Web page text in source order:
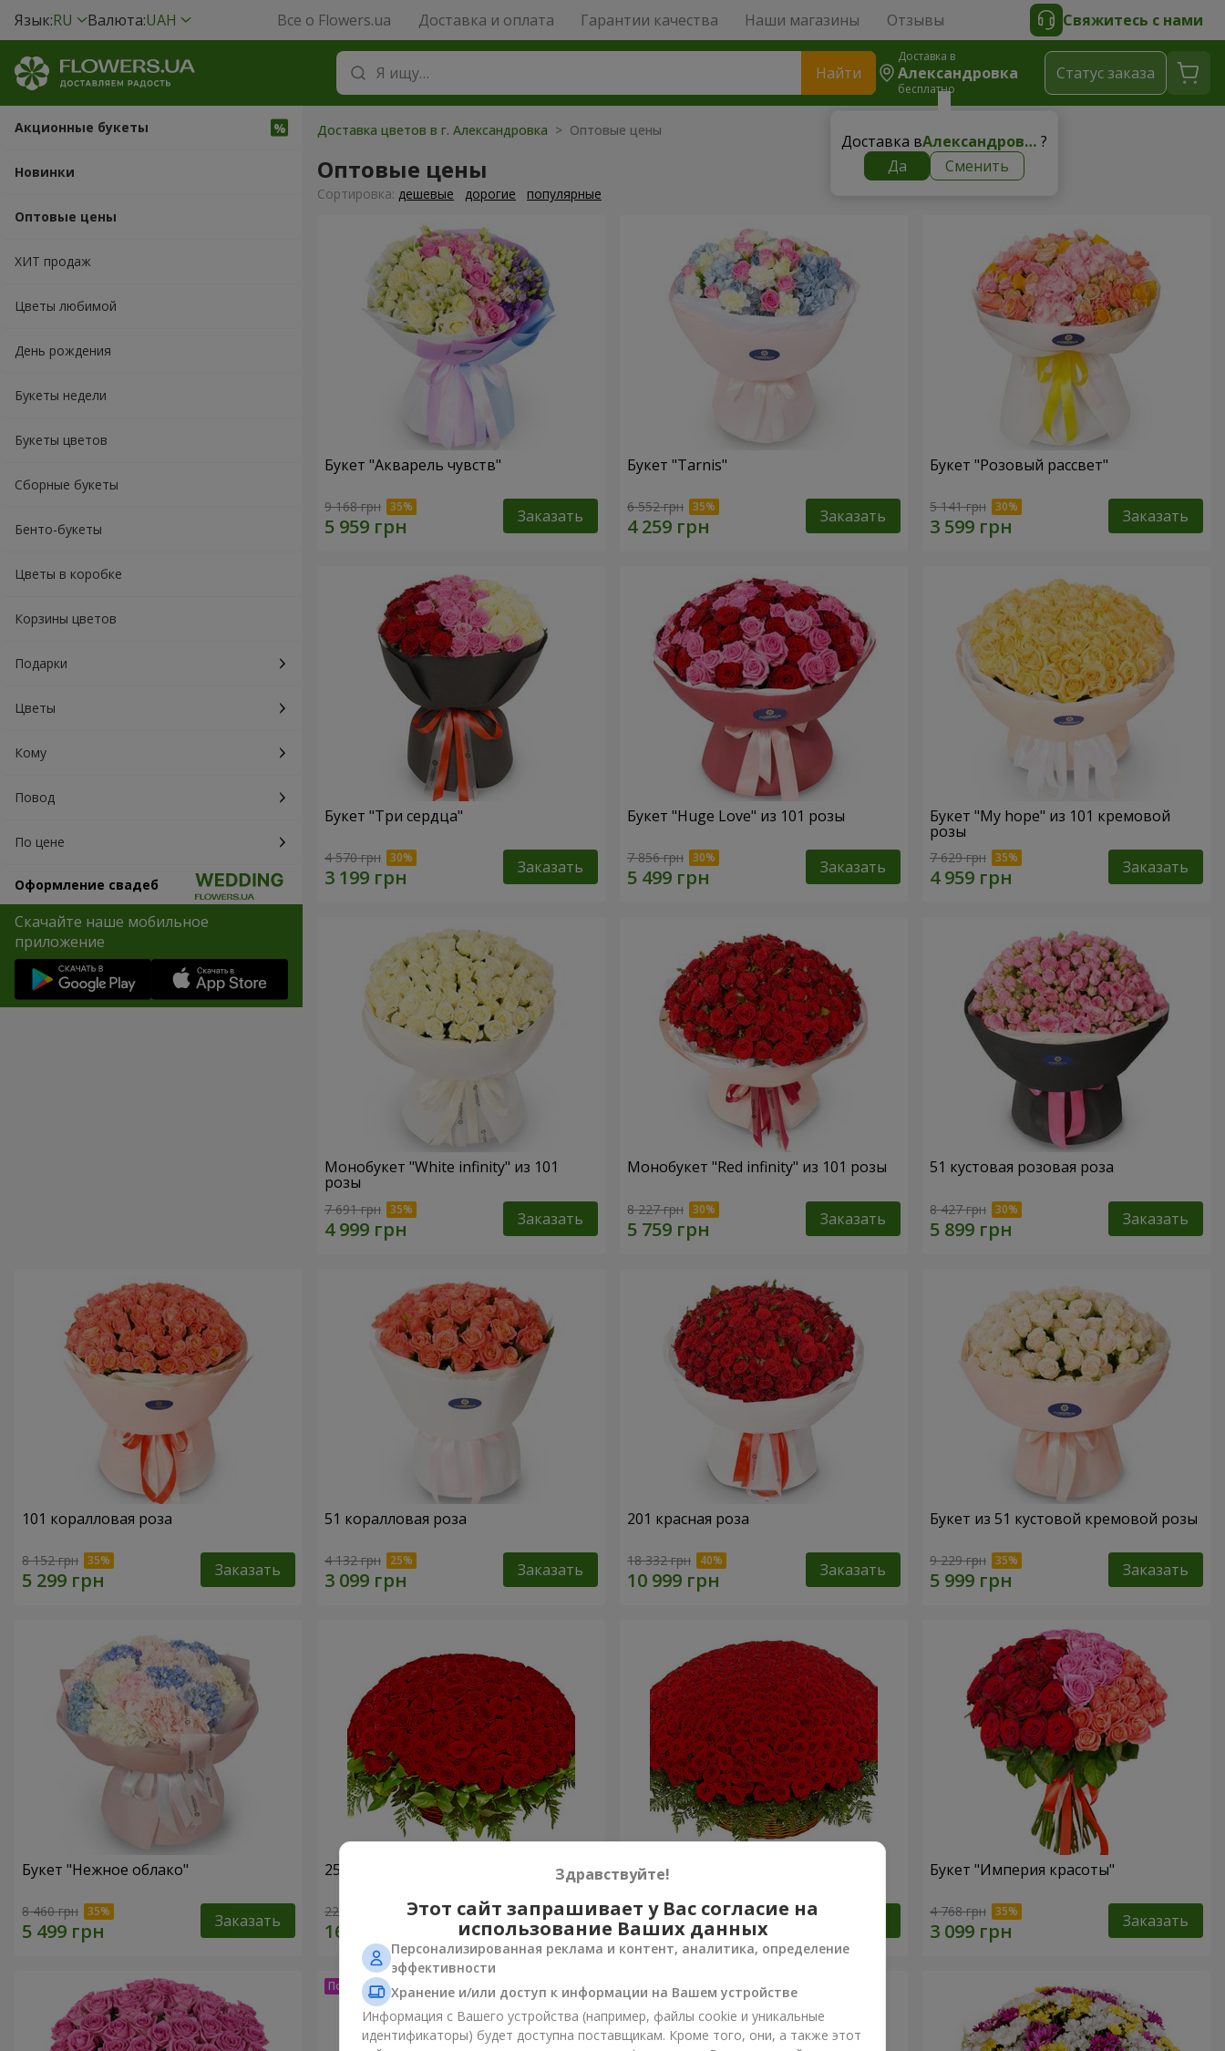
Язык:RU Валюта:UAH Все о Flowers.ua Доставка и оплата Гарантии качества Наши магазины Отзывы Свяжитесь с нами
Найти
Доставка в
Александровка
бесплатно
Доставка в Александровка ?
Да
Сменить
Cтатус заказа
Акционные букеты
Новинки
Оптовые цены
ХИТ продаж
Цветы любимой
День рождения
Букеты недели
Букеты цветов
Сборные букеты
Бенто-букеты
Цветы в коробке
Корзины цветов
Подарки
Цветы
Кому
Повод
По цене
Оформление свадеб
Скачайте наше мобильное
приложение
Доставка цветов в г. Александровка > Оптовые цены
Оптовые цены
Cортировка: дешевые дорогие популярные
Букет "Акварель чувств"
9 168 грн Заказать
Букет "Tarnis"
6 552 грн Заказать
Букет "Розовый рассвет"
5 141 грн Заказать
Букет "Три сердца"
4 570 грн Заказать
Букет "Huge Love" из 101 розы
7 856 грн Заказать
Букет "My hope" из 101 кремовой
розы
7 629 грн Заказать
Монобукет "White infinity" из 101
розы
7 691 грн Заказать
Монобукет "Red infinity" из 101 розы
8 227 грн Заказать
51 кустовая розовая роза
8 427 грн Заказать
101 коралловая роза
8 152 грн Заказать
51 коралловая роза
4 132 грн Заказать
201 красная роза
18 332 грн Заказать
Букет из 51 кустовой кремовой розы
9 229 грн Заказать
Букет "Нежное облако"
8 460 грн Заказать
251 красная роза
22 999 грн Заказать
501 красная роза
52 907 грн
Букет "Империя красоты"
4 768 грн Заказать
Здравствуйте!
Этот сайт запрашивает у Вас согласие на
использование Ваших данных
Персонализированная реклама и контент, аналитика, определение
эффективности
Хранение и/или доступ к информации на Вашем устройстве
Информация с Вашего устройства (например, файлы cookie и уникальные
идентификаторы) будет доступна поставщикам. Кроме того, они, а также этот